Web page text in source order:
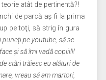
atât de pertinentă?!
de parcă aş fi la prima
pe toţi, să strig în gura
puneţi pe youtube, să se
şi să îmi vadă copiii!!!
stări trăiesc eu alături de
vreau să am martori,